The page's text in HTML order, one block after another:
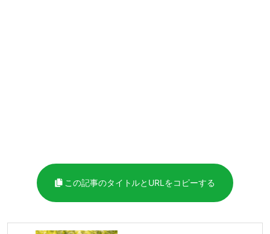
この記事のタイトルとURLをコピーする